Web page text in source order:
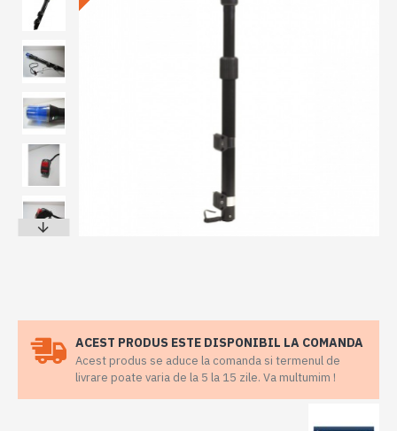
ACEST PRODUS ESTE DISPONIBIL LA COMANDA
Acest produs se aduce la comanda si termenul de
livrare poate varia de la 5 la 15 zile. Va multumim !